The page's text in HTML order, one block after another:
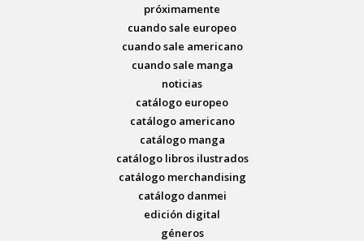
próximamente
cuando sale europeo
cuando sale americano
cuando sale manga
noticias
catálogo europeo
catálogo americano
catálogo manga
catálogo libros ilustrados
catálogo merchandising
catálogo danmei
edición digital
géneros